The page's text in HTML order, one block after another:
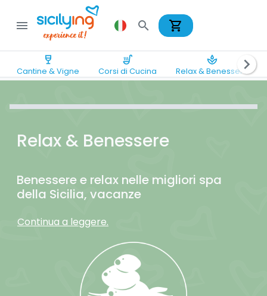
menu search shopping_cart
wine_bar
Cantine & Vigne
soup_kitchen
Corsi di Cucina
spa
Relax & Benesserechevron_right
Relax & Benessere
Benessere e relax nelle migliori spa
della Sicilia, vacanze
Continua a leggere.